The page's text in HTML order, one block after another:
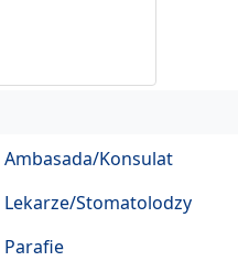
Ambasada/Konsulat
Lekarze/Stomatolodzy
Parafie